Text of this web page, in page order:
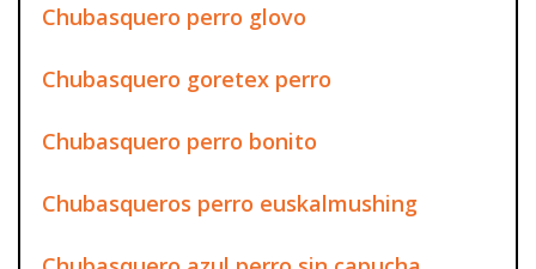
Chubasquero perro glovo
Chubasquero goretex perro
Chubasquero perro bonito
Chubasqueros perro euskalmushing